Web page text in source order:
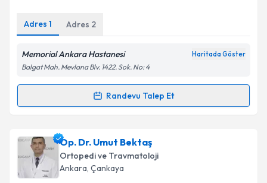
Metni'ni okudum ve kişisel verilerimin belirtilen
kapsamda işlenmesini kabul ediyorum.
Takvim Talebini Gönder
Adres 1 Adres 2
Memorial Ankara Hastanesi Haritada Göster
Balgat Mah. Mevlana Blv. 1422. Sok. No: 4
Randevu Talep Et
Randevu Takvimi Talebi
Op. Dr. Cihan Kırçıl için randevu takvimi talebi
oluşturun. Size bu uzmandan randevu almanız için bir
takvim hazırlandığında e-posta ile bilgilendireceğiz.
Op. Dr. Umut Bektaş
Ortopedi ve Travmatoloji
Ankara, Çankaya